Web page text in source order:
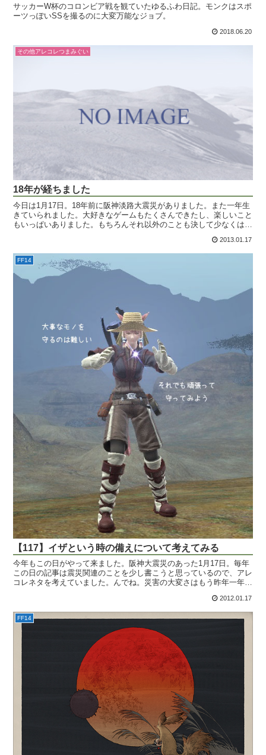
サッカーW杯のコロンビア戦を観ていたゆるふわ日記。モンクはスポ
ーツっぽいSSを撮るのに大変万能なジョブ。
2018.06.20
その他アレコレつまみぐい
18年が経ちました
今日は1月17日。18年前に阪神淡路大震災がありました。また一年生
きていられました。大好きなゲームもたくさんできたし、楽しいこと
もいっぱいありました。もちろんそれ以外のことも決して少なくはな
2013.01.17
FF14
【117】イザという時の備えについて考えてみる
今年もこの日がやって来ました。阪神大震災のあった1月17日。毎年
この日の記事は震災関連のことを少し書こうと思っているので、アレ
コレネタを考えていました。んでね。災害の大変さはもう昨年一年間
2012.01.17
FF14